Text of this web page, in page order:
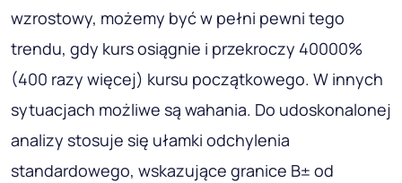
wzrostowy, możemy być w pełni pewni tego
trendu, gdy kurs osiągnie i przekroczy 40000%
(400 razy więcej) kursu początkowego. W innych
sytuacjach możliwe są wahania. Do udoskonalonej
analizy stosuje się ułamki odchylenia
standardowego, wskazujące granice В± od